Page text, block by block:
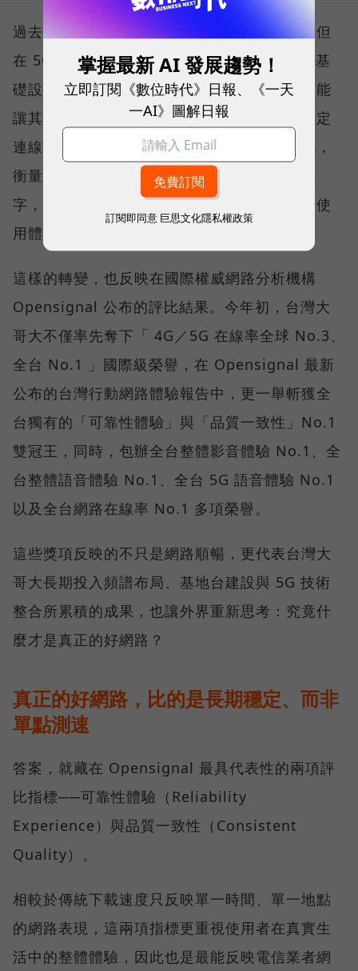
過去，下載速度是評價電信服務的重要指標，但
在 5G 成為工作、娛樂、生活不可或缺的數位基
礎設施後，消費者發現，再快的網速，如果不能
讓其在人潮聚集、高速移動或室內空間維持穩定
連線，即無法轉換成好的使用體驗，也因如此，
衡量「好網路」的標準，也逐漸從追求測速數
字，轉向任何時間、任何地點都能穩定連線的使
用體驗。
這樣的轉變，也反映在國際權威網路分析機構
Opensignal 公布的評比結果。今年初，台灣大
哥大不僅率先奪下「 4G／5G 在線率全球 No.3、
全台 No.1 」國際級榮譽，在 Opensignal 最新
公布的台灣行動網路體驗報告中，更一舉斬獲全
台獨有的「可靠性體驗」與「品質一致性」No.1
雙冠王，同時，包辦全台整體影音體驗 No.1、全
台整體語音體驗 No.1、全台 5G 語音體驗 No.1
以及全台網路在線率 No.1 多項榮譽。
這些獎項反映的不只是網路順暢，更代表台灣大
哥大長期投入頻譜布局、基地台建設與 5G 技術
整合所累積的成果，也讓外界重新思考：究竟什
麼才是真正的好網路？
真正的好網路，比的是長期穩定、而非
單點測速
答案，就藏在 Opensignal 最具代表性的兩項評
比指標──可靠性體驗（Reliability
Experience）與品質一致性（Consistent
Quality）。
相較於傳統下載速度只反映單一時間、單一地點
的網路表現，這兩項指標更重視使用者在真實生
活中的整體體驗，因此也是最能反映電信業者網
掌握最新 AI 發展趨勢！
立即訂閱《數位時代》日報、《一天
一AI》圖解日報
訂閱即同意 巨思文化隱私權政策